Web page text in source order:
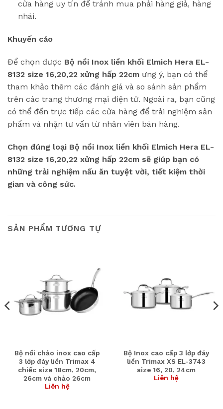
cửa hàng uy tín để tránh mua phải hàng giả, hàng
nhái.
Khuyến cáo
Để chọn được Bộ nồi Inox liền khối Elmich Hera EL-
8132 size 16,20,22 xửng hấp 22cm ưng ý, bạn có thể
tham khảo thêm các đánh giá và so sánh sản phẩm
trên các trang thương mại điện tử. Ngoài ra, bạn cũng
có thể đến trực tiếp các cửa hàng để trải nghiệm sản
phẩm và nhận tư vấn từ nhân viên bán hàng.
Chọn đúng loại Bộ nồi Inox liền khối Elmich Hera EL-
8132 size 16,20,22 xửng hấp 22cm sẽ giúp bạn có
những trải nghiệm nấu ăn tuyệt vời, tiết kiệm thời
gian và công sức.
SẢN PHẨM TƯƠNG TỰ
Bộ nồi chảo inox cao cấp
3 lớp đáy liền Trimax 4
chiếc size 18cm, 20cm,
26cm và chảo 26cm
Liên hệ
Bộ Inox cao cấp 3 lớp đáy
liền Trimax XS EL-3743
size 16, 20, 24cm
Liên hệ